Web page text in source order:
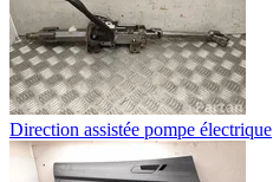
Direction assistée pompe électrique